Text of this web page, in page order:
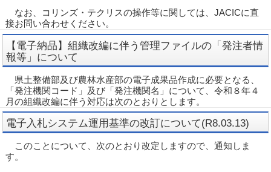
なお、コリンズ・テクリスの操作等に関しては、JACICに直
接お問い合わせください。
【電子納品】組織改編に伴う管理ファイルの「発注者情
報等」について
県土整備部及び農林水産部の電子成果品作成に必要となる、
「発注機関コード」及び「発注機関名」について、令和８年４
月の組織改編に伴う対応は次のとおりとします。
電⼦⼊札システム運⽤基準の改訂について(R8.03.13)
このことについて、次のとおり改定しますので、通知しま
す。